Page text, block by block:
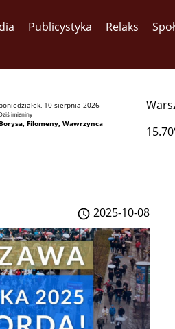
Publicystyka Relaks
10 sierpnia 2026
imieniny
Filomeny, Wawrzynca
2025-10-08